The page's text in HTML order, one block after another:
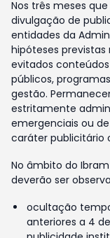
Nos três meses
divulgação de
entidades da
hipóteses
evitados
públicos,
gestão.
estritamente
emergenciais ou
caráter publicitário
No âmbito do
deverão ser
ocultação
anteriores a 4